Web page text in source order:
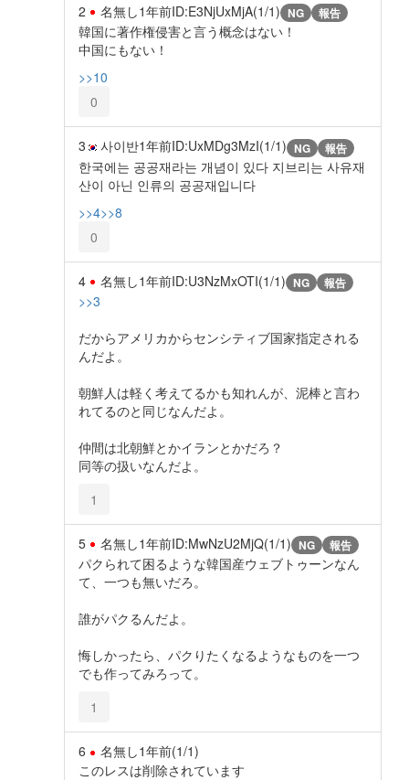
2 名無し1年前ID:E3NjUxMjA(1/1) NG 報告
韓国に著作権侵害と言う概念はない！
中国にもない！
>>10
0
3 사이반1年前ID:UxMDg3MzI(1/1) NG 報告
한국에는 공공재라는 개념이 있다 지브리는 사유재
산이 아닌 인류의 공공재입니다
>>4>>8
0
4 名無し1年前ID:U3NzMxOTI(1/1) NG 報告
>>3
だからアメリカからセンシティブ国家指定される
んだよ。
朝鮮人は軽く考えてるかも知れんが、泥棒と言わ
れてるのと同じなんだよ。
仲間は北朝鮮とかイランとかだろ？
同等の扱いなんだよ。
1
5 名無し1年前ID:MwNzU2MjQ(1/1) NG 報告
パクられて困るような韓国産ウェブトゥーンなん
て、一つも無いだろ。
誰がパクるんだよ。
悔しかったら、パクりたくなるようなものを一つ
でも作ってみろって。
1
6 名無し1年前(1/1)
このレスは削除されています